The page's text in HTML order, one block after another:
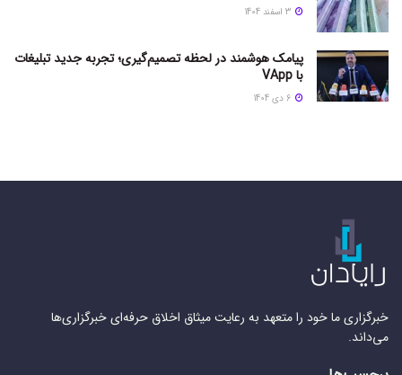
پیامک هوشمند در لحظه تصمیم‌گیری؛ تجربه جدید تبلیغات
با VApp
خبرگزاری ما خود را متعهد به رعایت میثاق اخلاق حرفه‌ای خبرگزاری‌ها
می‌داند.